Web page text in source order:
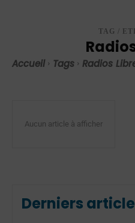
TAG /
Accueil Tags Radios
Aucun article à afficher
Derniers